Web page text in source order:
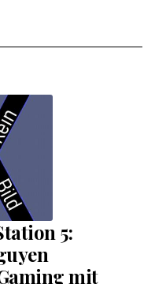
5:
mit